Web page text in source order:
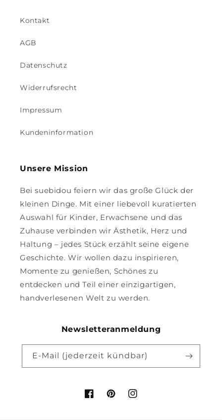
Kontakt
AGB
Datenschutz
Widerrufsrecht
Impressum
Kundeninformation
Unsere Mission
Bei suebidou feiern wir das große Glück der
kleinen Dinge. Mit einer liebevoll kuratierten
Auswahl für Kinder, Erwachsene und das
Zuhause verbinden wir Ästhetik, Herz und
Haltung – jedes Stück erzählt seine eigene
Geschichte. Wir wollen dazu inspirieren,
Momente zu genießen, Schönes zu
entdecken und Teil einer einzigartigen,
handverlesenen Welt zu werden.
Newsletteranmeldung
E-Mail (jederzeit kündbar)
FacebookPinterestInstagram